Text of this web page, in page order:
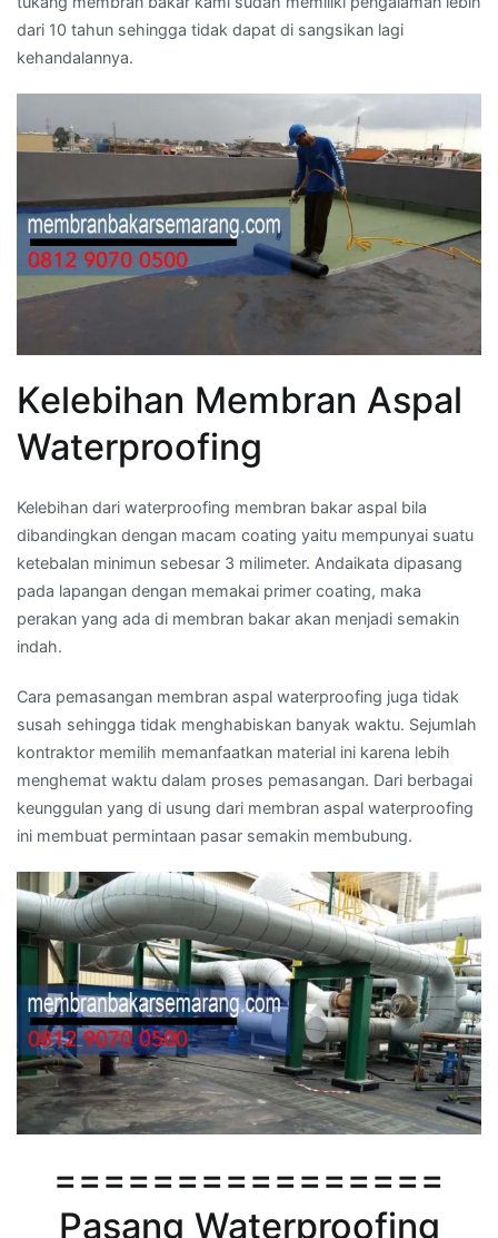
dari 10 tahun sehingga tidak dapat di sangsikan lagi
kehandalannya.
Kelebihan Membran Aspal
Waterproofing
Kelebihan dari waterproofing membran bakar aspal bila
dibandingkan dengan macam coating yaitu mempunyai suatu
ketebalan minimun sebesar 3 milimeter. Andaikata dipasang
pada lapangan dengan memakai primer coating, maka
perakan yang ada di membran bakar akan menjadi semakin
indah.
Cara pemasangan membran aspal waterproofing juga tidak
susah sehingga tidak menghabiskan banyak waktu. Sejumlah
kontraktor memilih memanfaatkan material ini karena lebih
menghemat waktu dalam proses pemasangan. Dari berbagai
keunggulan yang di usung dari membran aspal waterproofing
ini membuat permintaan pasar semakin membubung.
================
Pasang Waterproofing